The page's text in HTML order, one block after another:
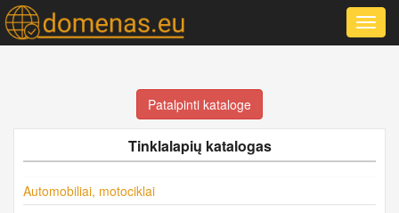
Patalpinti kataloge
Tinklalapių katalogas
Automobiliai, motociklai